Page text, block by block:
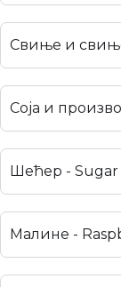
Свиње и
Соја и
Шећер - Sugar
Малине -